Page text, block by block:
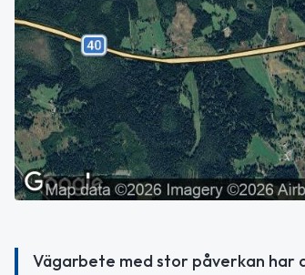
Vägarbete med stor påverkan har